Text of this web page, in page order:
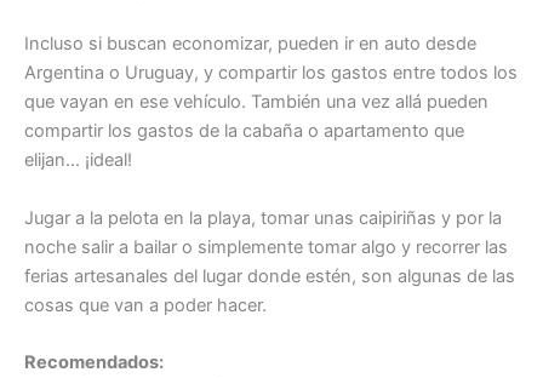
Incluso si buscan economizar, pueden ir en auto desde
Argentina o Uruguay, y compartir los gastos entre todos los
que vayan en ese vehículo. También una vez allá pueden
compartir los gastos de la cabaña o apartamento que
elijan… ¡ideal!
Jugar a la pelota en la playa, tomar unas caipiriñas y por la
noche salir a bailar o simplemente tomar algo y recorrer las
ferias artesanales del lugar donde estén, son algunas de las
cosas que van a poder hacer.
Recomendados: